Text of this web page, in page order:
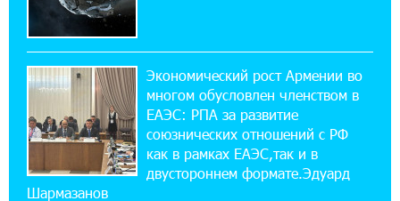
Состоялось открытие Khachaturian Rooftop
при поддержке IDBank
18:38:18 28-07-2026
Пашинян ты упустил свой шанс уйти
спокойно. Аршак Карапетян
12:04:53 28-07-2026
Обновленный Центр продаж и обслуживания
Экономический рост Армении во
многом обусловлен членством в
ЕАЭС: РПА за развитие
союзнических отношений с РФ
как в рамках ЕАЭС,так и в
двустороннем формате.Эдуард
Шармазанов